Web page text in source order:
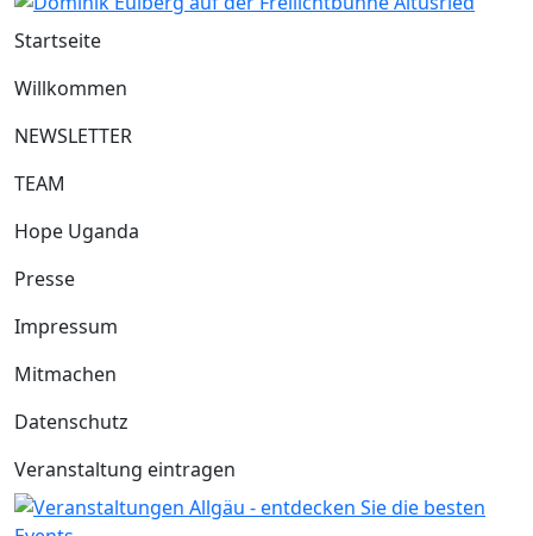
Startseite
Willkommen
NEWSLETTER
TEAM
Hope Uganda
Presse
Impressum
Mitmachen
Datenschutz
Veranstaltung eintragen